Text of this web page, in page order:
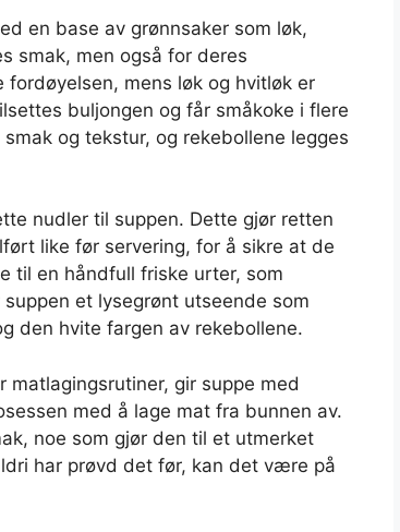
en base av grønnsaker som løk,
smak, men også for deres
mens løk og hvitløk er
buljongen og får småkoke i flere
og tekstur, og rekebollene legges
nudler til suppen. Dette gjør retten
like før servering, for å sikre at de
til en håndfull friske urter, som
et lysegrønt utseende som
den hvite fargen av rekebollene.
gir suppe med
med å lage mat fra bunnen av.
noe som gjør den til et utmerket
har prøvd det før, kan det være på